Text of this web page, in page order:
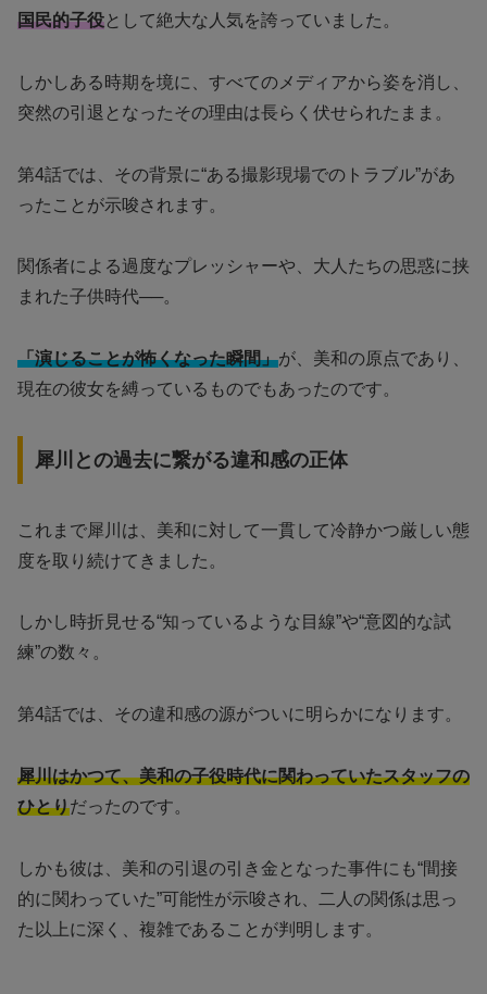
国民的子役として絶大な人気を誇っていました。
しかしある時期を境に、すべてのメディアから姿を消し、
突然の引退となったその理由は長らく伏せられたまま。
第4話では、その背景に“ある撮影現場でのトラブル”があ
ったことが示唆されます。
関係者による過度なプレッシャーや、大人たちの思惑に挟
まれた子供時代──。
「演じることが怖くなった瞬間」が、美和の原点であり、
現在の彼女を縛っているものでもあったのです。
犀川との過去に繋がる違和感の正体
これまで犀川は、美和に対して一貫して冷静かつ厳しい態
度を取り続けてきました。
しかし時折見せる“知っているような目線”や“意図的な試
練”の数々。
第4話では、その違和感の源がついに明らかになります。
犀川はかつて、美和の子役時代に関わっていたスタッフの
ひとりだったのです。
しかも彼は、美和の引退の引き金となった事件にも“間接
的に関わっていた”可能性が示唆され、二人の関係は思っ
た以上に深く、複雑であることが判明します。